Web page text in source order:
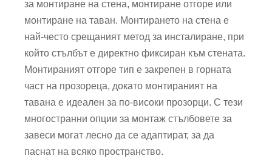
за монтиране на стена, монтиране отгоре или
монтиране на таван. Монтирането на стена е
най-често срещаният метод за инсталиране, при
който стълбът е директно фиксиран към стената.
Монтираният отгоре тип е закрепен в горната
част на прозореца, докато монтираният на
тавана е идеален за по-високи прозорци. С тези
многостранни опции за монтаж стълбовете за
завеси могат лесно да се адаптират, за да
паснат на всяко пространство.